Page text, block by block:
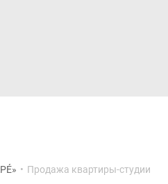
• Продажа квартиры-студии